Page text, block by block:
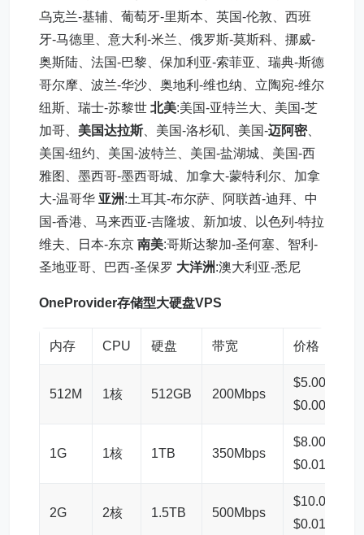
乌克兰-基辅、葡萄牙-里斯本、英国-伦敦、西班
牙-马德里、意大利-米兰、俄罗斯-莫斯科、挪威-
奥斯陆、法国-巴黎、保加利亚-索菲亚、瑞典-斯德
哥尔摩、波兰-华沙、奥地利-维也纳、立陶宛-维尔
纽斯、瑞士-苏黎世 北美:美国-亚特兰大、美国-芝
加哥、 美国达拉斯、美国-洛杉矶、美国-迈阿密、
美国-纽约、美国-波特兰、美国-盐湖城、美国-西
雅图、墨西哥-墨西哥城、加拿大-蒙特利尔、加拿
大-温哥华 亚洲:土耳其-布尔萨、阿联酋-迪拜、中
国-香港、马来西亚-吉隆坡、新加坡、以色列-特拉
维夫、日本-东京 南美:哥斯达黎加-圣何塞、智利-
圣地亚哥、巴西-圣保罗 大洋洲:澳大利亚-悉尼
OneProvider存储型大硬盘VPS
内存 CPU 硬盘 带宽 价格
512M 1核 512GB 200Mbps
$5.00/month
$0.0069/
1G 1核 1TB 350Mbps
$8.00/month
$0.0111/
2G 2核 1.5TB 500Mbps
$10.00/
$0.0139/